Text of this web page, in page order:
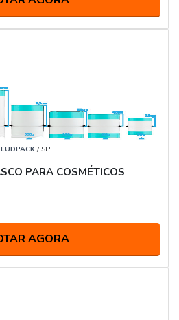
LUDPACK / SP
PARA COSMÉTICOS
AGORA